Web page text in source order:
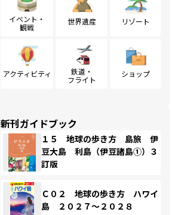
イベント・
観戦
世界遺産 リゾート
アクティビティ
鉄道・
フライト
ショップ
新刊ガイドブック
１５ 地球の歩き方 島旅 伊
豆大島 利島（伊豆諸島①）３
訂版
Ｃ０２ 地球の歩き方 ハワイ
島 ２０２７～２０２８